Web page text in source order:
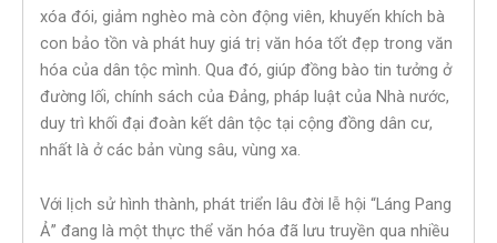
xóa đói, giảm nghèo mà còn động viên, khuyến khích bà
con bảo tồn và phát huy giá trị văn hóa tốt đẹp trong văn
hóa của dân tộc mình. Qua đó, giúp đồng bào tin tưởng ở
đường lối, chính sách của Đảng, pháp luật của Nhà nước,
duy trì khối đại đoàn kết dân tộc tại cộng đồng dân cư,
nhất là ở các bản vùng sâu, vùng xa.
Với lịch sử hình thành, phát triển lâu đời lễ hội “Láng Pang
Ả” đang là một thực thể văn hóa đã lưu truyền qua nhiều